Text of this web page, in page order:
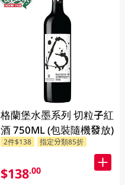
格蘭堡水墨系列 切粒子紅
酒 750ML (包裝隨機發放)
2件$138 指定分類85折
$138.00